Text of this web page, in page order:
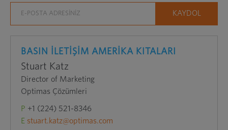
BASIN İLETİŞİM AMERİKA KITALARI
Stuart Katz
Director of Marketing
Optimas Çözümleri
P +1 (224) 521-8346
E stuart.katz@optimas.com